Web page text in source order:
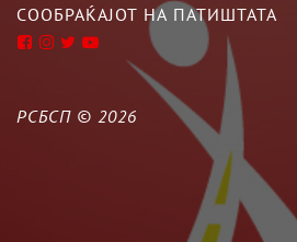
СООБРАЌАЈОТ НА ПАТИШТАТА
РСБСП © 2026